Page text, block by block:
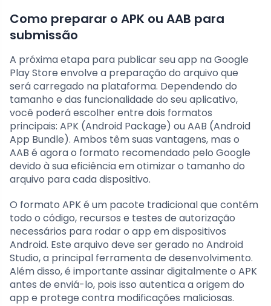
Como preparar o APK ou AAB para
submissão
A próxima etapa para publicar seu app na Google
Play Store envolve a preparação do arquivo que
será carregado na plataforma. Dependendo do
tamanho e das funcionalidade do seu aplicativo,
você poderá escolher entre dois formatos
principais: APK (Android Package) ou AAB (Android
App Bundle). Ambos têm suas vantagens, mas o
AAB é agora o formato recomendado pelo Google
devido à sua eficiência em otimizar o tamanho do
arquivo para cada dispositivo.
O formato APK é um pacote tradicional que contém
todo o código, recursos e testes de autorização
necessários para rodar o app em dispositivos
Android. Este arquivo deve ser gerado no Android
Studio, a principal ferramenta de desenvolvimento.
Além disso, é importante assinar digitalmente o APK
antes de enviá-lo, pois isso autentica a origem do
app e protege contra modificações maliciosas.